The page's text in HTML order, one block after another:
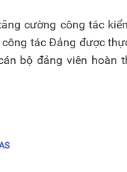
cường công tác
tác Đảng được
bộ đảng viên hoàn